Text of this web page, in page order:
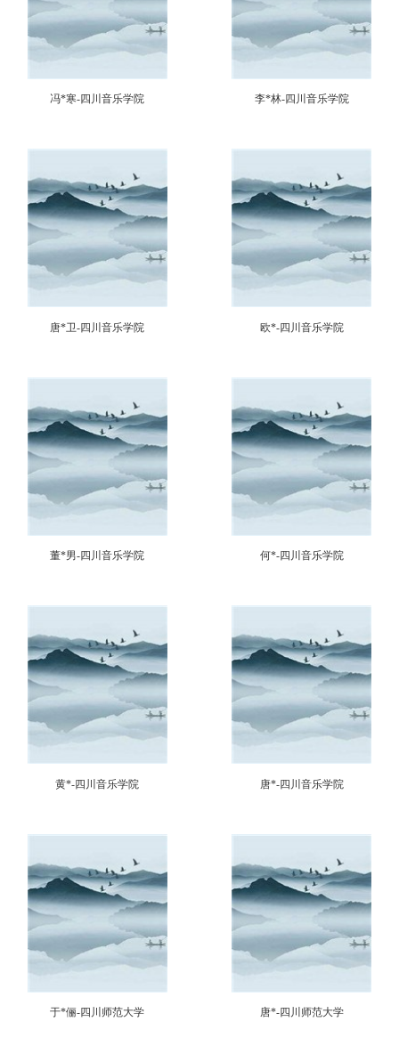
冯*寒-四川音乐学院 李*林-四川音乐学院
唐*卫-四川音乐学院 欧*-四川音乐学院
董*男-四川音乐学院 何*-四川音乐学院
黄*-四川音乐学院 唐*-四川音乐学院
于*俪-四川师范大学 唐*-四川师范大学